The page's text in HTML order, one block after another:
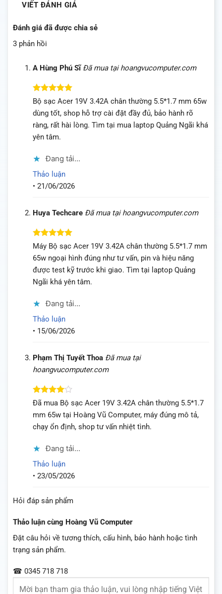
VIẾT ĐÁNH GIÁ
Đánh giá đã được chia sẻ
3 phản hồi
A Hùng Phú Sĩ Đã mua tại hoangvucomputer.com
Được xếp
hạng
sao
Bộ sạc Acer 19V 3.42A chân thường 5.5*1.7 mm 65w
dùng tốt, shop hỗ trợ cài đặt đầy đủ, bảo hành rõ
ràng, rất hài lòng. Tìm tại mua laptop Quảng Ngãi khá
yên tâm.
Đang tải...
Thảo luận
• 21/06/2026
Huya Techcare Đã mua tại hoangvucomputer.com
Được xếp
hạng
5
sao
Máy Bộ sạc Acer 19V 3.42A chân thường 5.5*1.7 mm
65w ngoại hình đúng như tư vấn, pin và hiệu năng
được test kỹ trước khi giao. Tìm tại laptop Quảng
Ngãi khá yên tâm.
Đang tải...
Thảo luận
• 15/06/2026
Phạm Thị Tuyết Thoa Đã mua tại
hoangvucomputer.com
Được
45 sao
Đã mua Bộ sạc Acer 19V 3.42A chân thường 5.5*1.7
mm 65w tại Hoàng Vũ Computer, máy đúng mô tả,
chạy ổn định, shop tư vấn nhiệt tình.
Đang tải...
Thảo luận
• 23/05/2026
Hỏi đáp sản phẩm
Thảo luận cùng Hoàng Vũ Computer
Đặt câu hỏi về tương thích, cấu hình, bảo hành hoặc tình
trạng sản phẩm.
☎ 0345 718 718